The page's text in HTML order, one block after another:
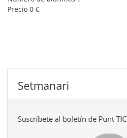
Precio 0 €
Setmanari
Suscríbete al boletín de Punt TIC